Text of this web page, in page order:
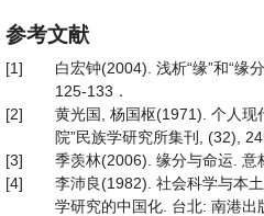
参考文献
[1]
白宏钟(2004). 浅析“缘”和“缘
125-133．
[2]
黄光国, 杨国枢(1971). 个人现
院”民族学研究所集刊, (32),
[3]
季羡林(2006). 缘分与命运. 意
[4]
李沛良(1982). 社会科学与本
学研究的中国化. 台北: 南港出